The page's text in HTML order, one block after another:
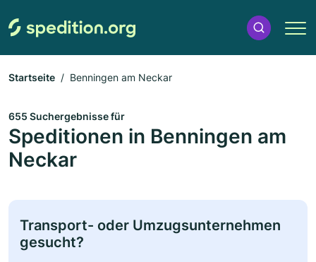
Startseite Benningen am Neckar
655 Suchergebnisse für
Speditionen in Benningen am
Neckar
Transport- oder Umzugsunternehmen
gesucht?